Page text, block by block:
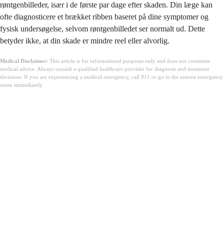
røntgenbilleder, især i de første par dage efter skaden. Din læge kan
ofte diagnosticere et brækket ribben baseret på dine symptomer og
fysisk undersøgelse, selvom røntgenbilledet ser normalt ud. Dette
betyder ikke, at din skade er mindre reel eller alvorlig.
Medical Disclaimer: This article is for informational purposes only and does not constitute
medical advice. Always consult a qualified healthcare provider for diagnosis and treatment
decisions. If you are experiencing a medical emergency, call 911 or go to the nearest emergency
room immediately.